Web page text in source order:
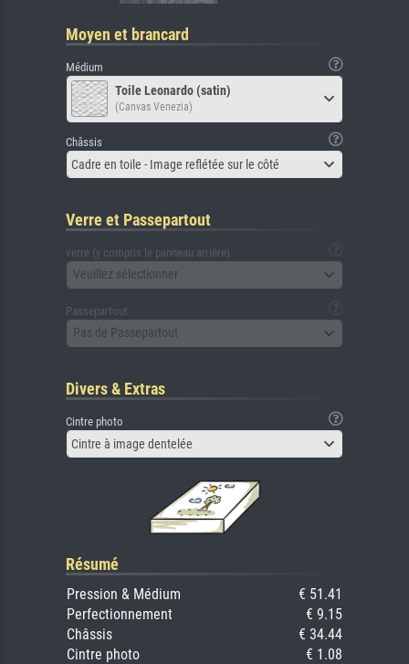
Moyen et brancard
Médium
Toile Leonardo (satin)
(Canvas Venezia)
Châssis
Cadre en toile - Image reflétée sur le côté
Verre et Passepartout
verre (y compris le panneau arrière)
Veuillez sélectionner
Passepartout
Pas de Passepartout
Divers & Extras
Cintre photo
Cintre à image dentelée
Résumé
Pression & Médium
€ 51.41
Perfectionnement
€ 9.15
Châssis
€ 34.44
Cintre photo
€ 1.08